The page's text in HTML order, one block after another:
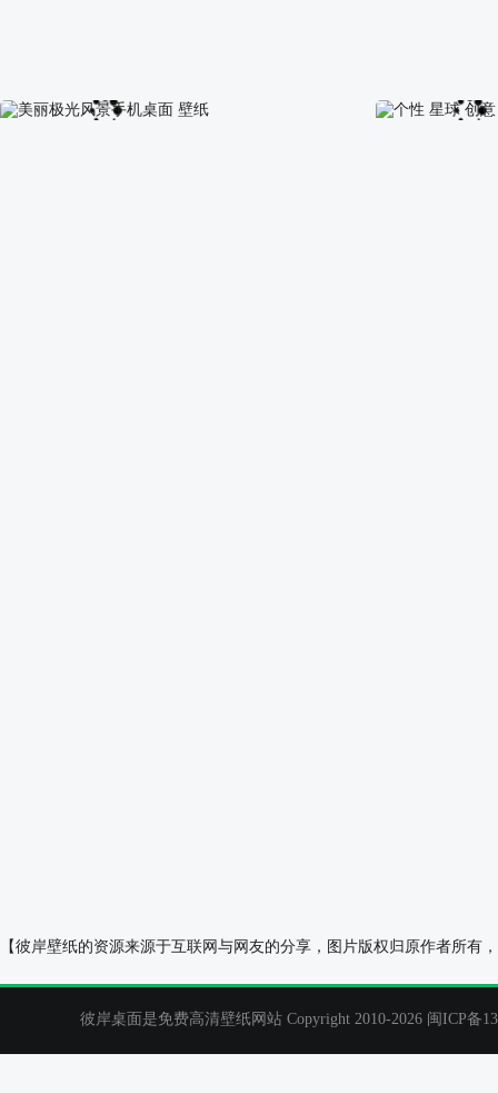
自然瀑布风景手机高清壁纸 小岛上的小树
【彼岸壁纸的资源来源于互联网与网友的分享，图片版权归原作者所
彼岸桌面是免费高清壁纸网站 Copyright 2010-2026 闽ICP备